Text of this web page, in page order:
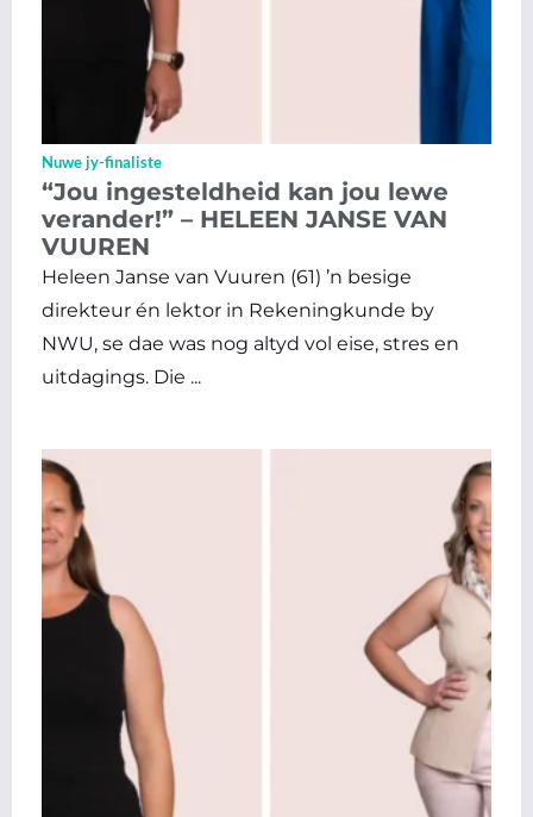
Nuwe jy-finaliste
“Jou ingesteldheid kan jou lewe
verander!” – HELEEN JANSE VAN
VUUREN
Heleen Janse van Vuuren (61) ’n besige
direkteur én lektor in Rekeningkunde by
NWU, se dae was nog altyd vol eise, stres en
uitdagings. Die ...